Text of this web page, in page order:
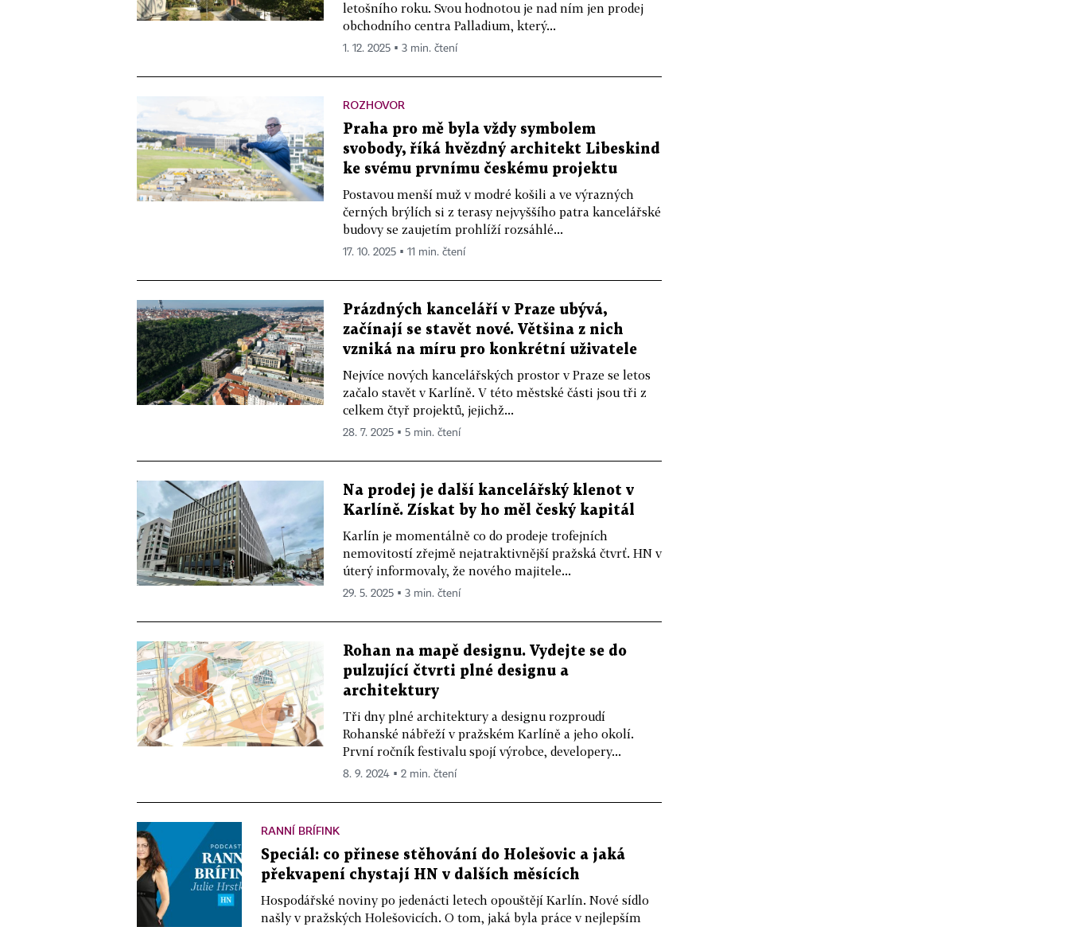
letošního roku. Svou hodnotou je nad ním jen prodej
obchodního centra Palladium, který...
1. 12. 2025 ▪ 3 min. čtení
ROZHOVOR
Praha pro mě byla vždy symbolem
svobody, říká hvězdný architekt Libeskind
ke svému prvnímu českému projektu
Postavou menší muž v modré košili a ve výrazných
černých brýlích si z terasy nejvyššího patra kancelářské
budovy se zaujetím prohlíží rozsáhlé...
17. 10. 2025 ▪ 11 min. čtení
Prázdných kanceláří v Praze ubývá,
začínají se stavět nové. Většina z nich
vzniká na míru pro konkrétní uživatele
Nejvíce nových kancelářských prostor v Praze se letos
začalo stavět v Karlíně. V této městské části jsou tři z
celkem čtyř projektů, jejichž...
28. 7. 2025 ▪ 5 min. čtení
Na prodej je další kancelářský klenot v
Karlíně. Získat by ho měl český kapitál
Karlín je momentálně co do prodeje trofejních
nemovitostí zřejmě nejatraktivnější pražská čtvrť. HN v
úterý informovaly, že nového majitele...
29. 5. 2025 ▪ 3 min. čtení
Rohan na mapě designu. Vydejte se do
pulzující čtvrti plné designu a
architektury
Tři dny plné architektury a designu rozproudí
Rohanské nábřeží v pražském Karlíně a jeho okolí.
První ročník festivalu spojí výrobce, developery...
8. 9. 2024 ▪ 2 min. čtení
RANNÍ BRÍFINK
Speciál: co přinese stěhování do Holešovic a jaká
překvapení chystají HN v dalších měsících
Hospodářské noviny po jedenácti letech opouštějí Karlín. Nové sídlo
našly v pražských Holešovicích. O tom, jaká byla práce v nejlepším